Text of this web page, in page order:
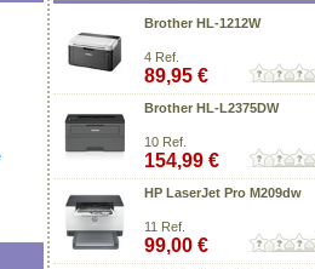
Brother HL-1212W
4 Ref.
89,95 €
Brother HL-L2375DW
10 Ref.
154,99 €
HP LaserJet Pro M209dw
11 Ref.
99,00 €